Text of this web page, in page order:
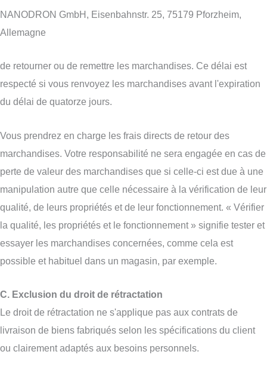
NANODRON GmbH, Eisenbahnstr. 25, 75179 Pforzheim,
Allemagne
de retourner ou de remettre les marchandises. Ce délai est
respecté si vous renvoyez les marchandises avant l'expiration
du délai de quatorze jours.
Vous prendrez en charge les frais directs de retour des
marchandises. Votre responsabilité ne sera engagée en cas de
perte de valeur des marchandises que si celle-ci est due à une
manipulation autre que celle nécessaire à la vérification de leur
qualité, de leurs propriétés et de leur fonctionnement. « Vérifier
la qualité, les propriétés et le fonctionnement » signifie tester et
essayer les marchandises concernées, comme cela est
possible et habituel dans un magasin, par exemple.
C. Exclusion du droit de rétractation
Le droit de rétractation ne s'applique pas aux contrats de
livraison de biens fabriqués selon les spécifications du client
ou clairement adaptés aux besoins personnels.